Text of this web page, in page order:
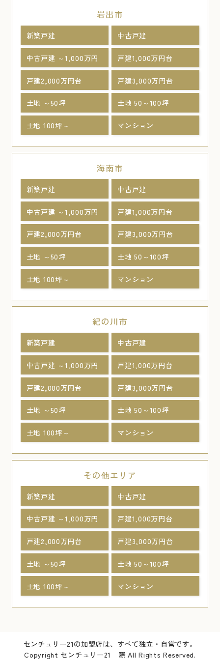
岩出市
新築戸建 中古戸建
中古戸建 ～1,000万円 戸建1,000万円台
戸建2,000万円台 戸建3,000万円台
土地 ～50坪 土地 50～100坪
土地 100坪～ マンション
海南市
新築戸建 中古戸建
中古戸建 ～1,000万円 戸建1,000万円台
戸建2,000万円台 戸建3,000万円台
土地 ～50坪 土地 50～100坪
土地 100坪～ マンション
紀の川市
新築戸建 中古戸建
中古戸建 ～1,000万円 戸建1,000万円台
戸建2,000万円台 戸建3,000万円台
土地 ～50坪 土地 50～100坪
土地 100坪～ マンション
その他エリア
新築戸建 中古戸建
中古戸建 ～1,000万円 戸建1,000万円台
戸建2,000万円台 戸建3,000万円台
土地 ～50坪 土地 50～100坪
土地 100坪～ マンション
センチュリー21の加盟店は、すべて独立・自営です。
Copyright センチュリー21 際 All Rights Reserved.